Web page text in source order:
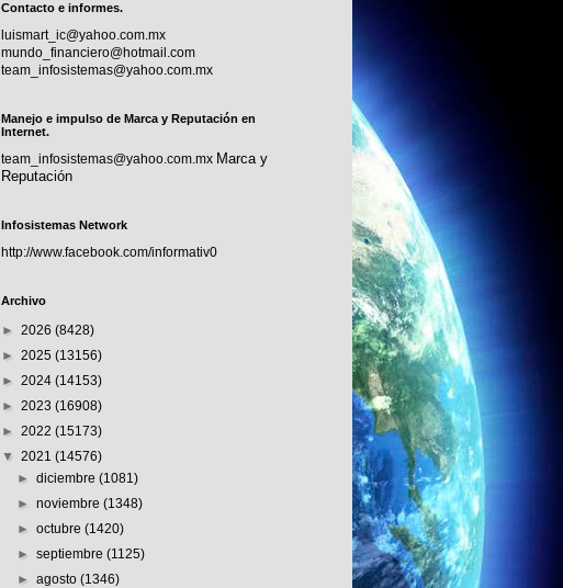
Contacto e informes.
luismart_ic@yahoo.com.mx
mundo_financiero@hotmail.com
team_infosistemas@yahoo.com.mx
Manejo e impulso de Marca y Reputación en
Internet.
team_infosistemas@yahoo.com.mx Marca y
Reputación
Infosistemas Network
http://www.facebook.com/informativ0
Archivo
► 2026 (8428)
► 2025 (13156)
► 2024 (14153)
► 2023 (16908)
► 2022 (15173)
▼ 2021 (14576)
►diciembre(1081)
►noviembre(1348)
►octubre(1420)
►septiembre(1125)
►agosto(1346)